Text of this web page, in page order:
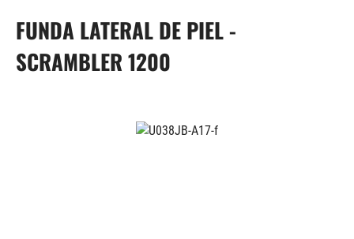
FUNDA LATERAL DE PIEL -
SCRAMBLER 1200
Omitir galería de imágenes